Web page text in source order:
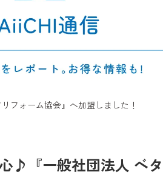
フォーム協会』へ加盟しました！
♪『一般社団法人 ベ